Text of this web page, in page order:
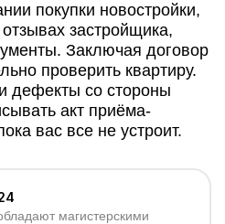
покупки новостройки,
застройщика,
Заключая договор
проверить квартиру.
дефекты со стороны
акт приёма-
вас все не устроит.
магистерскими